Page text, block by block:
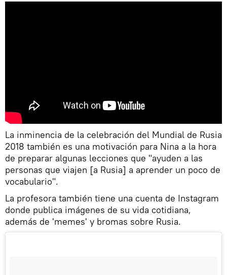
La inminencia de la celebración del Mundial de Rusia
2018 también es una motivación para Nina a la hora
de preparar algunas lecciones que "ayuden a las
personas que viajen [a Rusia] a aprender un poco de
vocabulario".
La profesora también tiene una cuenta de Instagram
donde publica imágenes de su vida cotidiana,
además de 'memes' y bromas sobre Rusia.